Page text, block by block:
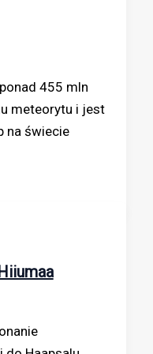
455 mln
meteorytu i jest
na świecie